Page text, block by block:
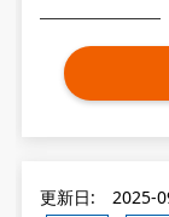
更新日: 2025-